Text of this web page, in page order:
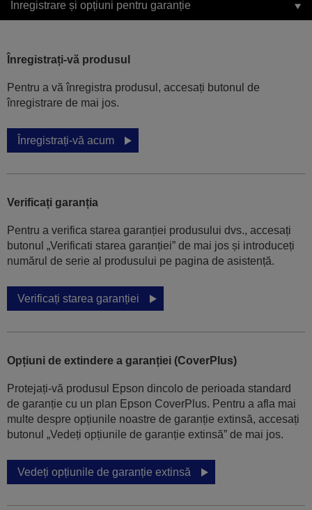
Înregistrare și opțiuni pentru garanție
Înregistrați-vă produsul
Pentru a vă înregistra produsul, accesați butonul de
înregistrare de mai jos.
Înregistrați-vă acum
Verificați garanția
Pentru a verifica starea garanției produsului dvs., accesați
butonul „Verificati starea garanției” de mai jos și introduceți
numărul de serie al produsului pe pagina de asistență.
Verificați starea garanției
Opțiuni de extindere a garanției (CoverPlus)
Protejați-vă produsul Epson dincolo de perioada standard
de garanție cu un plan Epson CoverPlus. Pentru a afla mai
multe despre opțiunile noastre de garanție extinsă, accesați
butonul „Vedeți opțiunile de garanție extinsă” de mai jos.
Vedeți opțiunile de garanție extinsă